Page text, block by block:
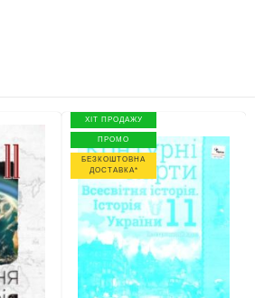
ХІТ ПРОДАЖУ
ПРОМО
БЕЗКОШТОВНА
ДОСТАВКА*